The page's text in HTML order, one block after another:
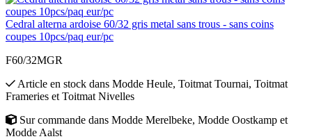
Cedral alterna ardoise 60/32 gris metal sans trous - sans coins
coupes 10pcs/paq eur/pc
F60/32MGR
Article en stock dans Modde Heule, Toitmat Tournai, Toitmat
Frameries et Toitmat Nivelles
Sur commande dans Modde Merelbeke, Modde Oostkamp et
Modde Aalst